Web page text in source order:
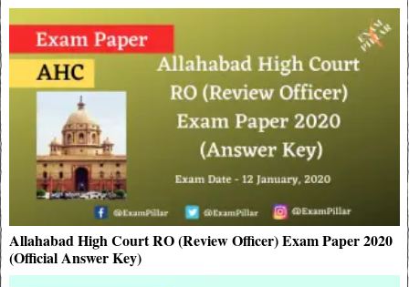
Allahabad High Court RO (Review Officer) Exam Paper 2020
(Official Answer Key)